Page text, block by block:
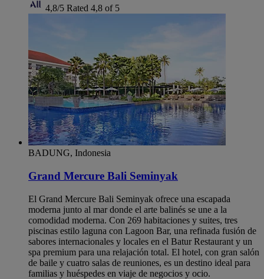
4,8/5 Rated 4,8 of 5
BADUNG, Indonesia
Grand Mercure Bali Seminyak
El Grand Mercure Bali Seminyak ofrece una escapada
moderna junto al mar donde el arte balinés se une a la
comodidad moderna. Con 269 habitaciones y suites, tres
piscinas estilo laguna con Lagoon Bar, una refinada fusión de
sabores internacionales y locales en el Batur Restaurant y un
spa premium para una relajación total. El hotel, con gran salón
de baile y cuatro salas de reuniones, es un destino ideal para
familias y huéspedes en viaje de negocios y ocio.